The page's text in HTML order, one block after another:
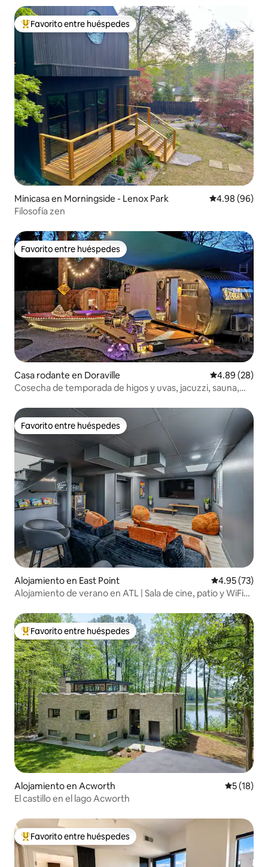
Favorito entre huéspedes preferido
Favorito entre huéspedes
Minicasa en Morningside - Lenox Park Calificación
4.98 (96)
Filosofía zen
Favorito entre huéspedes
Favorito entre huéspedes
Casa rodante en Doraville Calificación
4.89 (28)
Cosecha de temporada de higos y uvas, jacuzzi, sauna,
Favorito entre huéspedes
Favorito entre huéspedes
Alojamiento en East Point Calificación
4.95 (73)
Alojamiento de verano en ATL | Sala de cine, patio y WiFi
Favorito entre huéspedes preferido
Favorito entre huéspedes
Alojamiento en Acworth
5 (18)
El castillo en el lago Acworth
Favorito entre huéspedes preferido
Favorito entre huéspedes